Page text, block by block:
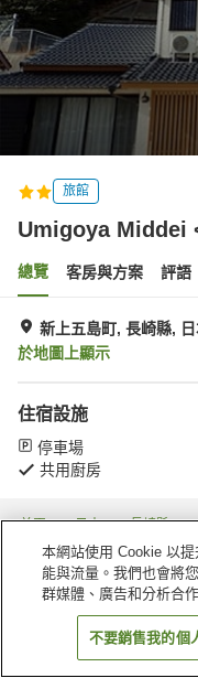
旅館
Umigoya Middei
總覽 客房與方案 評語
新上五島町, 長崎縣,
於地圖上顯示
住宿設施
停車場
共用廚房
首頁 日本 長崎縣
Umigoya Middei <Goto,
本網站使用 Cookie 以
能與流量。我們也會將
群媒體、廣告和分析合
不要銷售我的個